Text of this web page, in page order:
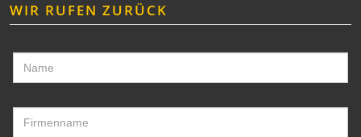
WIR RUFEN ZURÜCK